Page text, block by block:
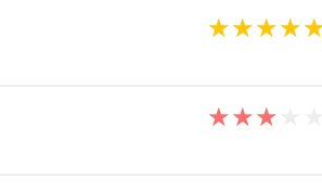
★★★★
★★★